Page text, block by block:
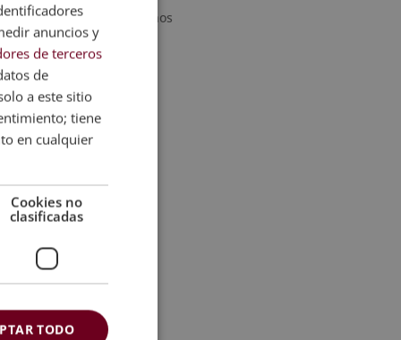
Recursos Humanos
anuncios y
de terceros
de
a este sitio
tiene
en cualquier
Cookies no
clasificadas
TODO